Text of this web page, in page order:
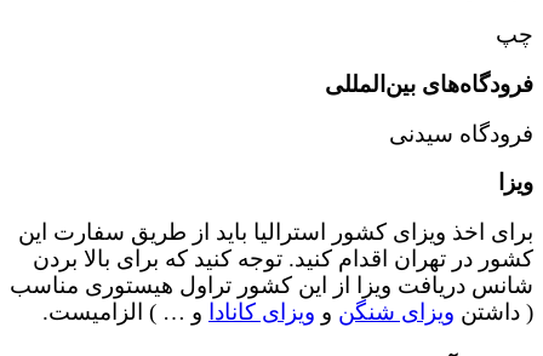
چپ
فرودگاه‌های بین‌المللی
فرودگاه سیدنی
ویزا
برای اخذ ویزای کشور استرالیا باید از طریق سفارت این
کشور در تهران اقدام کنید. توجه کنید که برای بالا بردن
شانس دریافت ویزا از این کشور تراول هیستوری مناسب
( داشتن ویزای شنگن و ویزای کانادا و … ) الزامیست.